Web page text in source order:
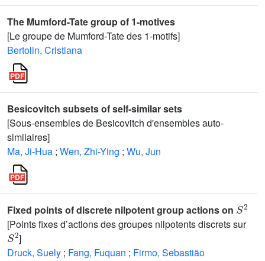
The Mumford-Tate group of 1-motives
[Le groupe de Mumford-Tate des 1-motifs]
Bertolin, Cristiana
Besicovitch subsets of self-similar sets
[Sous-ensembles de Besicovitch d'ensembles auto-
similaires]
Ma, Ji-Hua ; Wen, Zhi-Ying ; Wu, Jun
Fixed points of discrete nilpotent group actions on
2
[Points fixes d’actions des groupes nilpotents discrets sur
S2
]
Druck, Suely ; Fang, Fuquan ; Firmo, Sebastião